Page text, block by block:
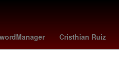
Cristhian Ruiz
27 de marzo